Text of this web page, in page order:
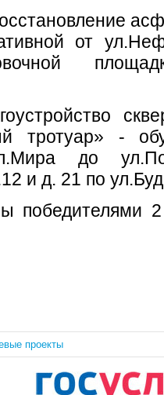
от
тротуар» -
до
и д. 21 по
победителями
проекты